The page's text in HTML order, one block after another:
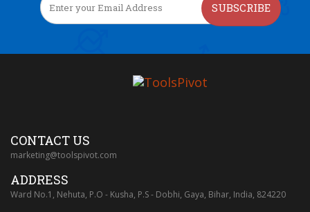
SUBSCRIBE
CONTACT US
marketing@toolspivot.com
ADDRESS
Ward No.1, Nehuta, P.O - Kusha, P.S - Dobhi, Gaya, Bihar, India, 824220